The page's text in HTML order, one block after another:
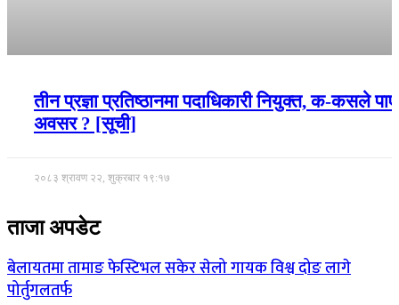
तीन प्रज्ञा प्रतिष्ठानमा पदाधिकारी नियुक्त, क-कसले पाए
अवसर ? [सूची]
२०८३ श्रावण २२, शुक्रबार १९:१७
ताजा अपडेट
बेलायतमा तामाङ फेस्टिभल सकेर सेलो गायक विश्व दोङ लागे
पोर्तुगलतर्फ